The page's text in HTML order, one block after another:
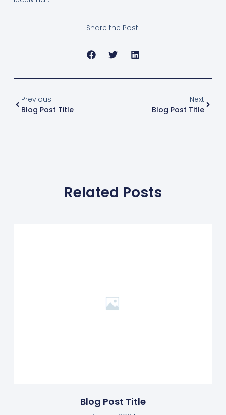
Share the Post:
Previous
Blog Post Title
Next
Blog Post Title
Related Posts
Blog Post Title